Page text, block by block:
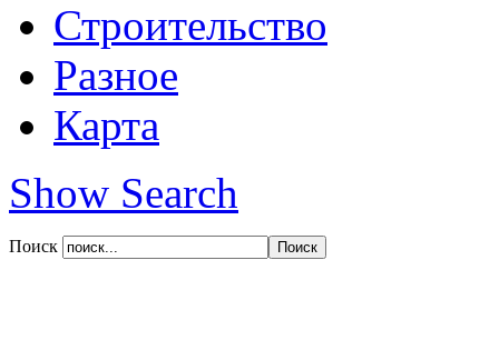
Строительство
Разное
Карта
Show Search
Поиск